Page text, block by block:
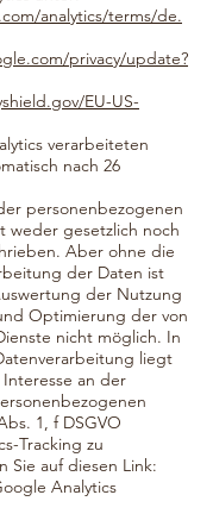
analytics/terms/de.
privacy/update?
EU-US-
verarbeiteten
nach 26
personenbezogenen
weder gesetzlich noch
Aber ohne die
der Daten ist
der Nutzung
Optimierung der von
nicht möglich. In
liegt
an der
1, f DSGVO
Tracking zu
Sie auf diesen Link:
Analytics